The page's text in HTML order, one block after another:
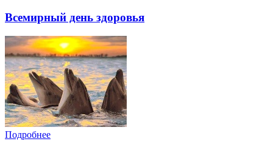
Всемирный день здоровья
Подробнее